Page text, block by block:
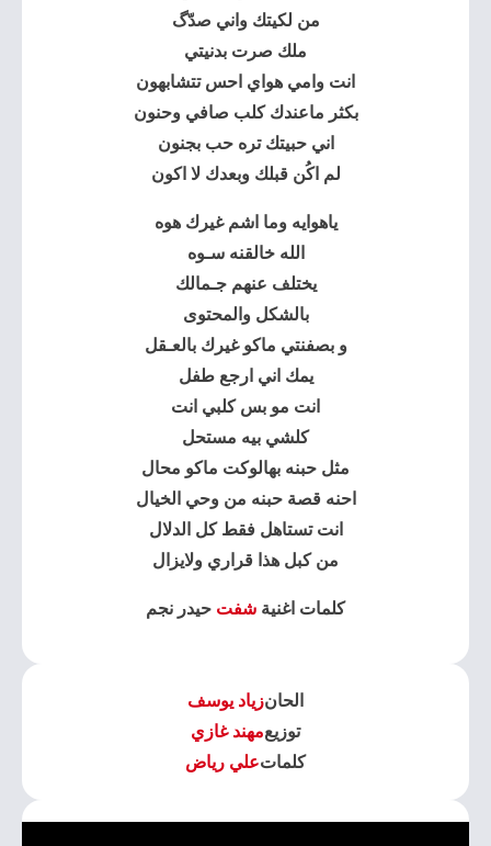
من لكيتك واني صدّگ
ملك صرت بدنيتي
انت وامي هواي احس تتشابهون
بكثر ماعندك كلب صافي وحنون
اني حبيتك تره حب بجنون
لم اكُن قبلك وبعدك لا اكون
ياهوايه وما اشم غيرك هوه
الله خالقنه سـوه
يختلف عنهم جـمالك
بالشكل والمحتوى
و بصفنتي ماكو غيرك بالعـقل
يمك اني ارجع طفل
انت مو بس كلبي انت
كلشي بيه مستحل
مثل حبنه بهالوكت ماكو محال
احنه قصة حبنه من وحي الخيال
انت تستاهل فقط كل الدلال
من كبل هذا قراري ولايزال
كلمات اغنية شفت حيدر نجم
الحانزياد يوسف
توزيعمهند غازي
كلماتعلي رياض